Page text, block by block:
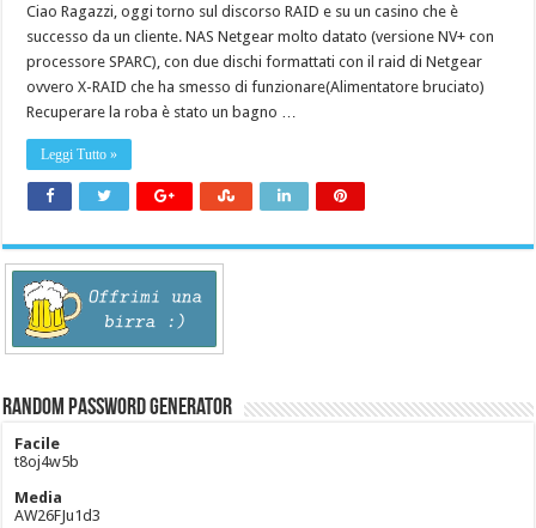
Ciao Ragazzi, oggi torno sul discorso RAID e su un casino che è
successo da un cliente. NAS Netgear molto datato (versione NV+ con
processore SPARC), con due dischi formattati con il raid di Netgear
ovvero X-RAID che ha smesso di funzionare(Alimentatore bruciato)
Recuperare la roba è stato un bagno …
Leggi Tutto »
Random Password Generator
Facile
t8oj4w5b
Media
AW26FJu1d3